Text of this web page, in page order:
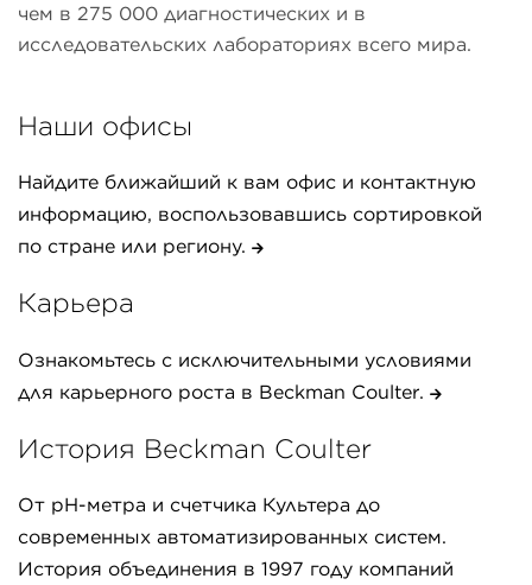
чем в 275 000 диагностических и в
исследовательских лабораториях всего мира.
Наши офисы
Найдите ближайший к вам офис и контактную
информацию, воспользовавшись сортировкой
по стране или региону.
Карьера
Ознакомьтесь с исключительными условиями
для карьерного роста в Beckman Coulter.
История Beckman Coulter
От pH-метра и счетчика Культера до
современных автоматизированных систем.
История объединения в 1997 году компаний